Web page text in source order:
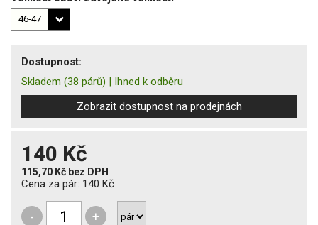
Dostupnost:
Skladem (38 párů) | Ihned k odběru
Zobrazit dostupnost na prodejnách
140 Kč
115,70 Kč bez DPH
Cena za pár: 140 Kč
- +